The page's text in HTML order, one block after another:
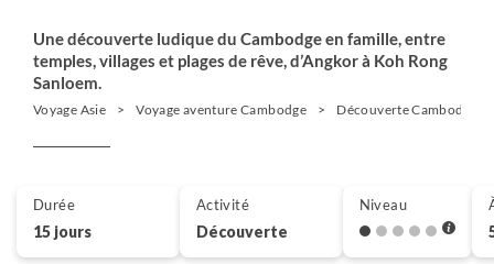
Une découverte ludique du Cambodge en famille, entre
temples, villages et plages de rêve, d’Angkor à Koh Rong
Sanloem.
Voyage Asie Voyage aventure Cambodge Découverte Cambodge
Durée
15 jours
Activité
Découverte
Niveau